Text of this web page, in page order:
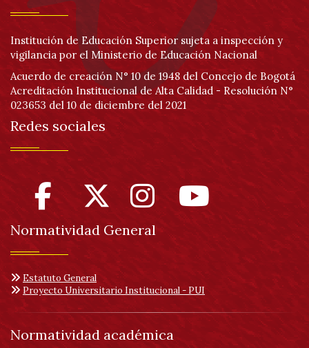
Institución de Educación Superior sujeta a inspección y
vigilancia por el Ministerio de Educación Nacional
Acuerdo de creación N° 10 de 1948 del Concejo de Bogotá
Acreditación Institucional de Alta Calidad - Resolución N°
023653 del 10 de diciembre del 2021
Redes sociales
Normatividad General
Estatuto General
Proyecto Universitario Institucional - PUI
Normatividad académica